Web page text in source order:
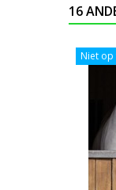
16
Niet